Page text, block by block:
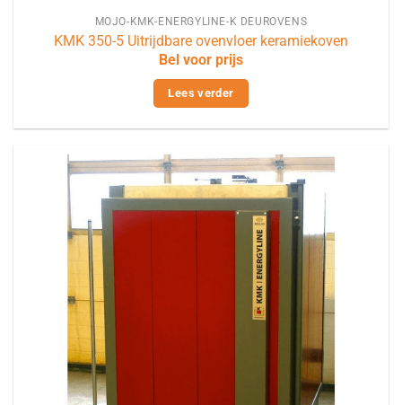
MOJO-KMK-ENERGYLINE-K DEUROVENS
KMK 350-5 Uitrijdbare ovenvloer keramiekoven
Bel voor prijs
Lees verder